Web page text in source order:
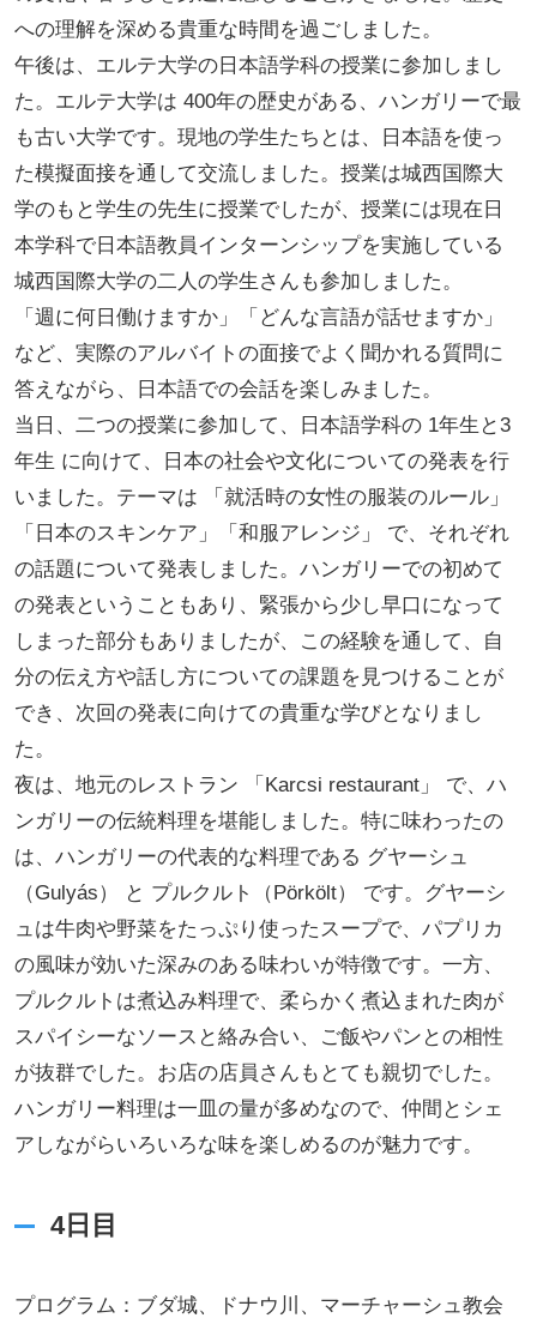
への理解を深める貴重な時間を過ごしました。
午後は、エルテ大学の日本語学科の授業に参加しまし
た。エルテ大学は 400年の歴史がある、ハンガリーで最
も古い大学です。現地の学生たちとは、日本語を使っ
た模擬面接を通して交流しました。授業は城西国際大
学のもと学生の先生に授業でしたが、授業には現在日
本学科で日本語教員インターンシップを実施している
城西国際大学の二人の学生さんも参加しました。
「週に何日働けますか」「どんな言語が話せますか」
など、実際のアルバイトの面接でよく聞かれる質問に
答えながら、日本語での会話を楽しみました。
当日、二つの授業に参加して、日本語学科の 1年生と3
年生 に向けて、日本の社会や文化についての発表を行
いました。テーマは 「就活時の女性の服装のルール」
「日本のスキンケア」「和服アレンジ」 で、それぞれ
の話題について発表しました。ハンガリーでの初めて
の発表ということもあり、緊張から少し早口になって
しまった部分もありましたが、この経験を通して、自
分の伝え方や話し方についての課題を見つけることが
でき、次回の発表に向けての貴重な学びとなりまし
た。
夜は、地元のレストラン 「Karcsi restaurant」 で、ハ
ンガリーの伝統料理を堪能しました。特に味わったの
は、ハンガリーの代表的な料理である グヤーシュ
（Gulyás） と プルクルト（Pörkölt） です。グヤーシ
ュは牛肉や野菜をたっぷり使ったスープで、パプリカ
の風味が効いた深みのある味わいが特徴です。一方、
プルクルトは煮込み料理で、柔らかく煮込まれた肉が
スパイシーなソースと絡み合い、ご飯やパンとの相性
が抜群でした。お店の店員さんもとても親切でした。
ハンガリー料理は一皿の量が多めなので、仲間とシェ
アしながらいろいろな味を楽しめるのが魅力です。
4日目
プログラム：ブダ城、ドナウ川、マーチャーシュ教会